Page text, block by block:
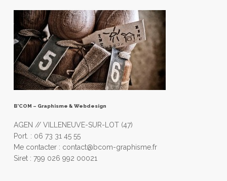
B’COM – Graphisme & Webdesign
AGEN // VILLENEUVE-SUR-LOT (47)
Port. : 06 73 31 45 55
Me contacter : contact@bcom-graphisme.fr
Siret : 799 026 992 00021